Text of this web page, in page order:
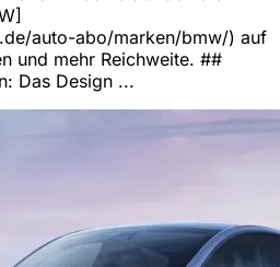
auto-abo/marken/bmw/) auf
und mehr Reichweite. ##
Das Design ...